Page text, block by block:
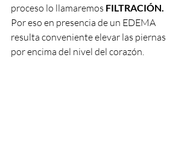
proceso lo llamaremos FILTRACIÓN.
Por eso en presencia de un EDEMA
resulta conveniente elevar las piernas
por encima del nivel del corazón.